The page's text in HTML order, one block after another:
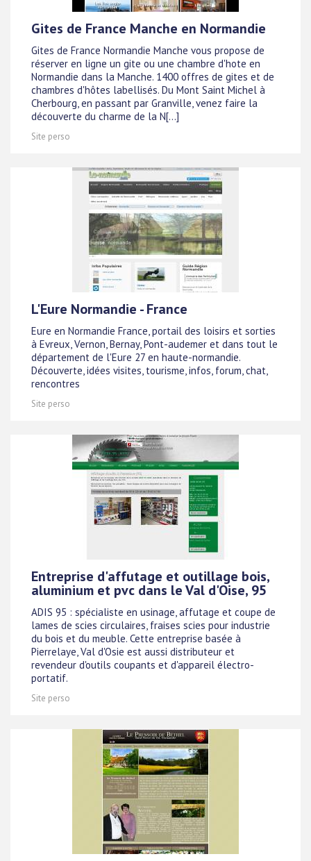
Gites de France Manche en Normandie
Gites de France Normandie Manche vous propose de
réserver en ligne un gite ou une chambre d'hote en
Normandie dans la Manche. 1400 offres de gites et de
chambres d'hôtes labellisés. Du Mont Saint Michel à
Cherbourg, en passant par Granville, venez faire la
découverte du charme de la N[...]
Site perso
L'Eure Normandie - France
Eure en Normandie France, portail des loisirs et sorties
à Evreux, Vernon, Bernay, Pont-audemer et dans tout le
département de l'Eure 27 en haute-normandie.
Découverte, idées visites, tourisme, infos, forum, chat,
rencontres
Site perso
Entreprise d'affutage et outillage bois,
aluminium et pvc dans le Val d'Oise, 95
ADIS 95 : spécialiste en usinage, affutage et coupe de
lames de scies circulaires, fraises scies pour industrie
du bois et du meuble. Cette entreprise basée à
Pierrelaye, Val d'Osie est aussi distributeur et
revendeur d'outils coupants et d'appareil électro-
portatif.
Site perso